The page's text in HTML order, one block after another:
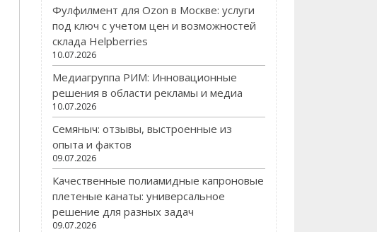
Фулфилмент для Ozon в Москве: услуги
под ключ с учетом цен и возможностей
склада Helpberries
10.07.2026
Медиагруппа РИМ: Инновационные
решения в области рекламы и медиа
10.07.2026
Семяныч: отзывы, выстроенные из
опыта и фактов
09.07.2026
Качественные полиамидные капроновые
плетеные канаты: универсальное
решение для разных задач
09.07.2026